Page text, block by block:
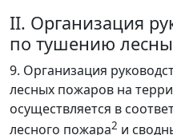
II. Организация
по тушению
9. Организация
лесных пожаров на
осуществляется в
лесного пожара2 и